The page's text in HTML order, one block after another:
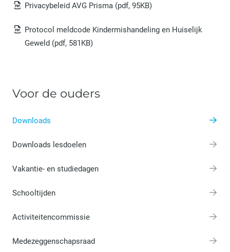
Privacybeleid AVG Prisma (pdf, 95KB)
Protocol meldcode Kindermishandeling en Huiselijk
Geweld (pdf, 581KB)
Voor de ouders
Downloads
Downloads lesdoelen
Vakantie- en studiedagen
Schooltijden
Activiteitencommissie
Medezeggenschapsraad